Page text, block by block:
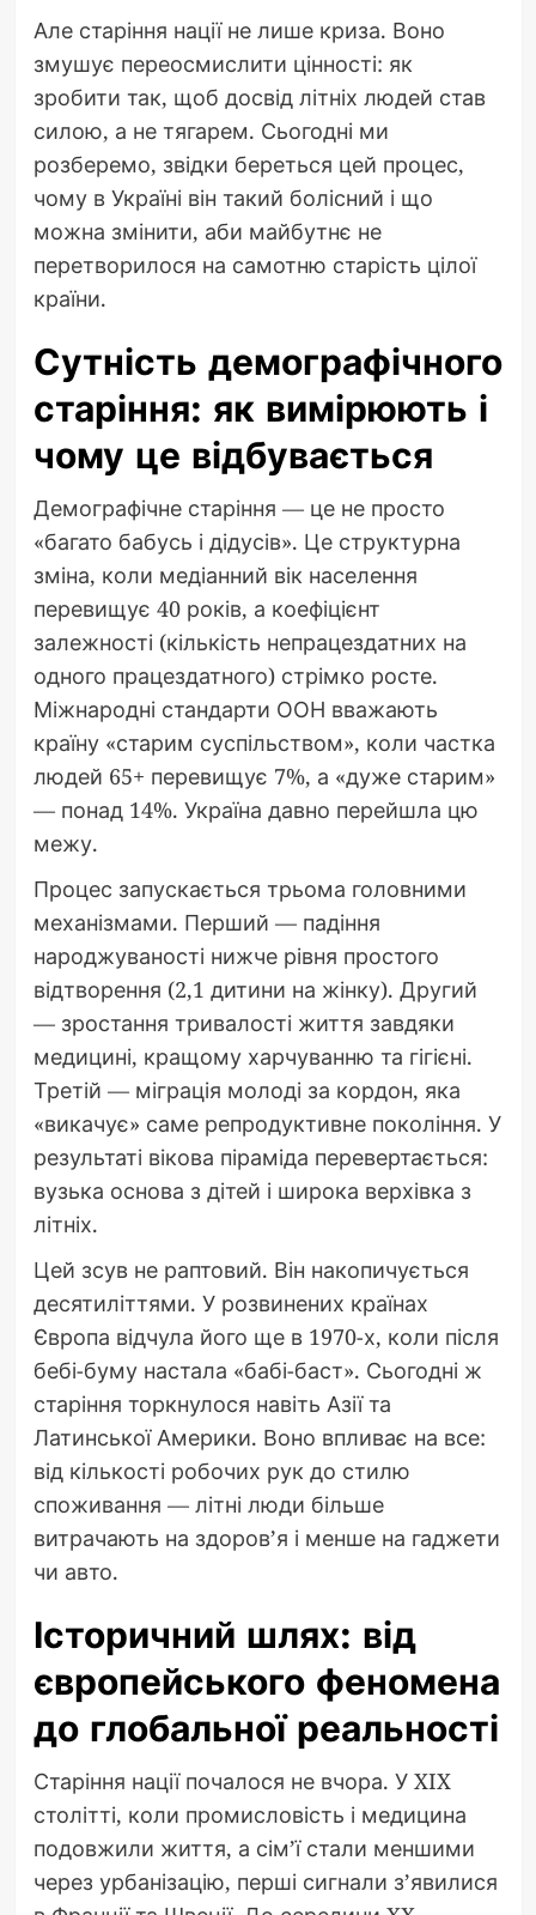
Але старіння нації не лише криза. Воно
змушує переосмислити цінності: як
зробити так, щоб досвід літніх людей став
силою, а не тягарем. Сьогодні ми
розберемо, звідки береться цей процес,
чому в Україні він такий болісний і що
можна змінити, аби майбутнє не
перетворилося на самотню старість цілої
країни.
Сутність демографічного
старіння: як вимірюють і
чому це відбувається
Демографічне старіння — це не просто
«багато бабусь і дідусів». Це структурна
зміна, коли медіанний вік населення
перевищує 40 років, а коефіцієнт
залежності (кількість непрацездатних на
одного працездатного) стрімко росте.
Міжнародні стандарти ООН вважають
країну «старим суспільством», коли частка
людей 65+ перевищує 7%, а «дуже старим»
— понад 14%. Україна давно перейшла цю
межу.
Процес запускається трьома головними
механізмами. Перший — падіння
народжуваності нижче рівня простого
відтворення (2,1 дитини на жінку). Другий
— зростання тривалості життя завдяки
медицині, кращому харчуванню та гігієні.
Третій — міграція молоді за кордон, яка
«викачує» саме репродуктивне покоління. У
результаті вікова піраміда перевертається:
вузька основа з дітей і широка верхівка з
літніх.
Цей зсув не раптовий. Він накопичується
десятиліттями. У розвинених країнах
Європа відчула його ще в 1970-х, коли після
бебі-буму настала «бабі-баст». Сьогодні ж
старіння торкнулося навіть Азії та
Латинської Америки. Воно впливає на все:
від кількості робочих рук до стилю
споживання — літні люди більше
витрачають на здоров’я і менше на гаджети
чи авто.
Історичний шлях: від
європейського феномена
до глобальної реальності
Старіння нації почалося не вчора. У XIX
столітті, коли промисловість і медицина
подовжили життя, а сім’ї стали меншими
через урбанізацію, перші сигнали з’явилися